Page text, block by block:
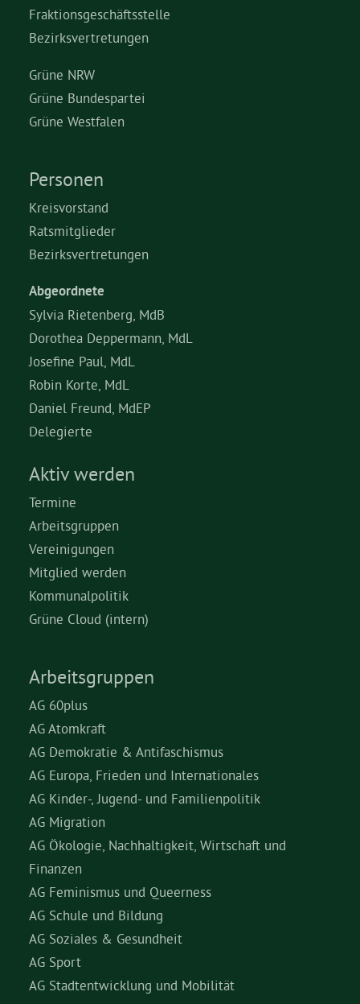
Fraktionsgeschäftsstelle
Bezirksvertretungen
Grüne NRW
Grüne Bundespartei
Grüne Westfalen
Personen
Kreisvorstand
Ratsmitglieder
Bezirksvertretungen
Abgeordnete
Sylvia Rietenberg, MdB
Dorothea Deppermann, MdL
Josefine Paul, MdL
Robin Korte, MdL
Daniel Freund, MdEP
Delegierte
Aktiv werden
Termine
Arbeitsgruppen
Vereinigungen
Mitglied werden
Kommunalpolitik
Grüne Cloud (intern)
Arbeitsgruppen
AG 60plus
AG Atomkraft
AG Demokratie & Antifaschismus
AG Europa, Frieden und Internationales
AG Kinder-, Jugend- und Familienpolitik
AG Migration
AG Ökologie, Nachhaltigkeit, Wirtschaft und
Finanzen
AG Feminismus und Queerness
AG Schule und Bildung
AG Soziales & Gesundheit
AG Sport
AG Stadtentwicklung und Mobilität